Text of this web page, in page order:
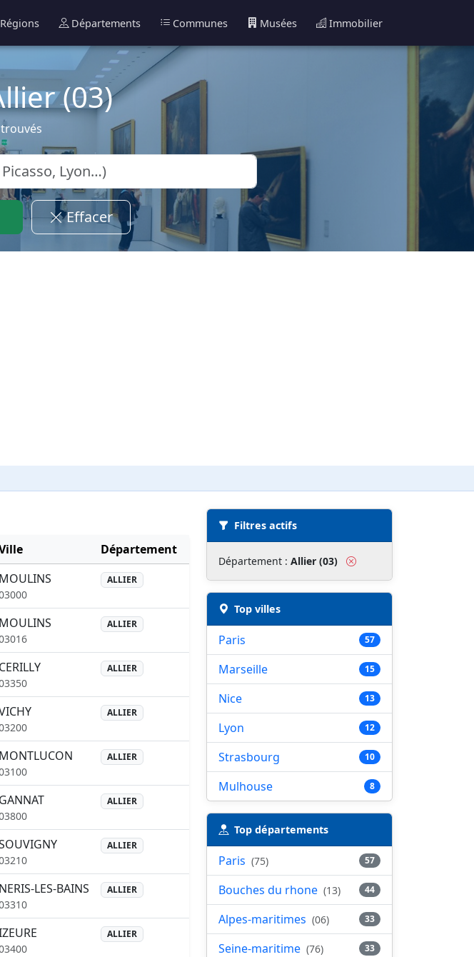
Régions Départements Communes Musées Immobilier
(03)
Effacer
Département
MOULINS ALLIER
MOULINS ALLIER
CERILLY ALLIER
ALLIER
MONTLUCON ALLIER
GANNAT ALLIER
ALLIER
NERIS-LES-BAINS ALLIER
ALLIER
Filtres actifs
Département : Allier (03)
Top villes
Paris 57
Marseille 15
Nice 13
Lyon 12
Strasbourg 10
Mulhouse 8
Top départements
Paris (75) 57
Bouches du rhone (13) 44
Alpes-maritimes (06) 33
Seine-maritime (76) 33